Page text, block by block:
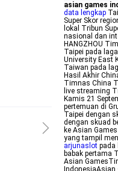
asian games
data lengkap
Super Skor
lokal Tribun
nasional dan
HANGZHOU
Taipei pada
University East
Taiwan pada
Hasil Akhir
Timnas China
live streaming
Kamis 21
pertemuan di
Taipei dengan
dengan skuad
ke Asian
yang tampil
arjunaslot pada
babak pertama
Asian